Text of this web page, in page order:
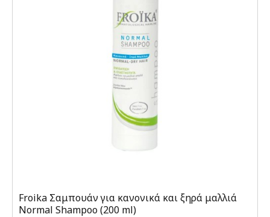
Froika Σαμπουάν για κανονικά και ξηρά μαλλιά
Normal Shampoo (200 ml)